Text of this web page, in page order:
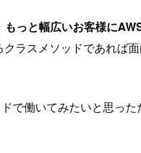
っと幅広いお客様に
ラスメソッドであれば
働いてみたいと思った